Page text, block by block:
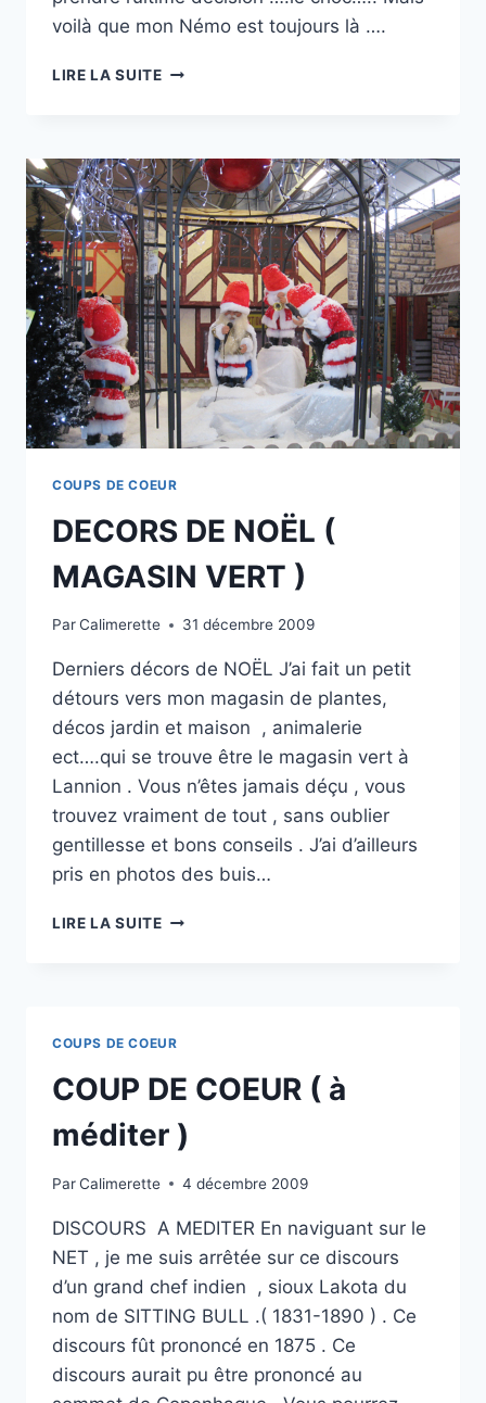
voilà que mon Némo est toujours là ….
LIRE LA SUITEMON
EN
SURSIS
)
COUPS DE COEUR
DECORS DE NOËL (
MAGASIN VERT )
ParCalimerette 31 décembre 2009
Derniers décors de NOËL J’ai fait un petit
détours vers mon magasin de plantes,
décos jardin et maison , animalerie
ect….qui se trouve être le magasin vert à
Lannion . Vous n’êtes jamais déçu , vous
trouvez vraiment de tout , sans oublier
gentillesse et bons conseils . J’ai d’ailleurs
pris en photos des buis…
LIRE LA SUITEDECORS
COUPS DE COEUR
COUP DE COEUR ( à
méditer )
ParCalimerette 4 décembre 2009
DISCOURS A MEDITER En naviguant sur le
NET , je me suis arrêtée sur ce discours
d’un grand chef indien , sioux Lakota du
nom de SITTING BULL .( 1831-1890 ) . Ce
discours fût prononcé en 1875 . Ce
discours aurait pu être prononcé au